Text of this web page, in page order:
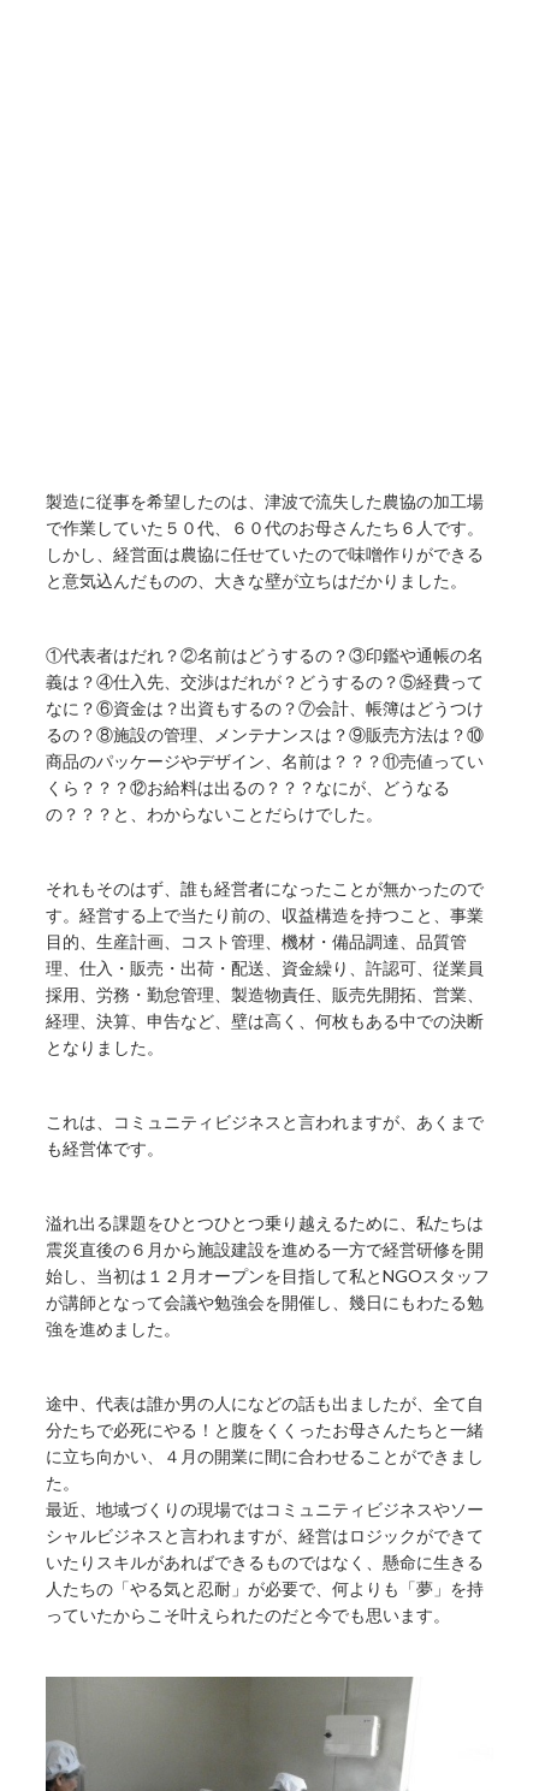
製造に従事を希望したのは、津波で流失した農協の加工場
で作業していた５０代、６０代のお母さんたち６人です。
しかし、経営面は農協に任せていたので味噌作りができる
と意気込んだものの、大きな壁が立ちはだかりました。
①代表者はだれ？②名前はどうするの？③印鑑や通帳の名
義は？④仕入先、交渉はだれが？どうするの？⑤経費って
なに？⑥資金は？出資もするの？⑦会計、帳簿はどうつけ
るの？⑧施設の管理、メンテナンスは？⑨販売方法は？⑩
商品のパッケージやデザイン、名前は？？？⑪売値ってい
くら？？？⑫お給料は出るの？？？なにが、どうなる
の？？？と、わからないことだらけでした。
それもそのはず、誰も経営者になったことが無かったので
す。経営する上で当たり前の、収益構造を持つこと、事業
目的、生産計画、コスト管理、機材・備品調達、品質管
理、仕入・販売・出荷・配送、資金繰り、許認可、従業員
採用、労務・勤怠管理、製造物責任、販売先開拓、営業、
経理、決算、申告など、壁は高く、何枚もある中での決断
となりました。
これは、コミュニティビジネスと言われますが、あくまで
も経営体です。
溢れ出る課題をひとつひとつ乗り越えるために、私たちは
震災直後の６月から施設建設を進める一方で経営研修を開
始し、当初は１２月オープンを目指して私とNGOスタッフ
が講師となって会議や勉強会を開催し、幾日にもわたる勉
強を進めました。
途中、代表は誰か男の人になどの話も出ましたが、全て自
分たちで必死にやる！と腹をくくったお母さんたちと一緒
に立ち向かい、４月の開業に間に合わせることができまし
た。
最近、地域づくりの現場ではコミュニティビジネスやソー
シャルビジネスと言われますが、経営はロジックができて
いたりスキルがあればできるものではなく、懸命に生きる
人たちの「やる気と忍耐」が必要で、何よりも「夢」を持
っていたからこそ叶えられたのだと今でも思います。